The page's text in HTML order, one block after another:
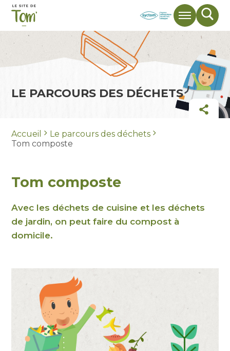
Menu
de
LE PARCOURS DES DÉCHETS
Accueil
Le parcours des déchets
Tom composte
Tom composte
Avec les déchets de cuisine et les déchets
de jardin, on peut faire du compost à
domicile.